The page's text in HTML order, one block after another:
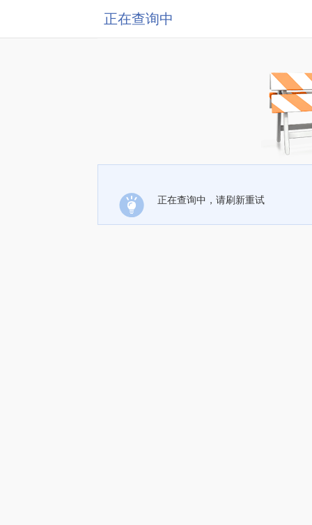
正在查询中
正在查询中，请刷新重试